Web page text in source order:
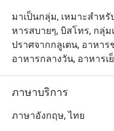
มาเป็นกลุ่ม, เหมาะสำหรั
หารสบายๆ, บิสโทร, กลุ่
ปราศจากกลูเตน, อาหาร
อาหารกลางวัน, อาหารเ
ภาษาบริการ
ภาษาอังกฤษ, ไทย